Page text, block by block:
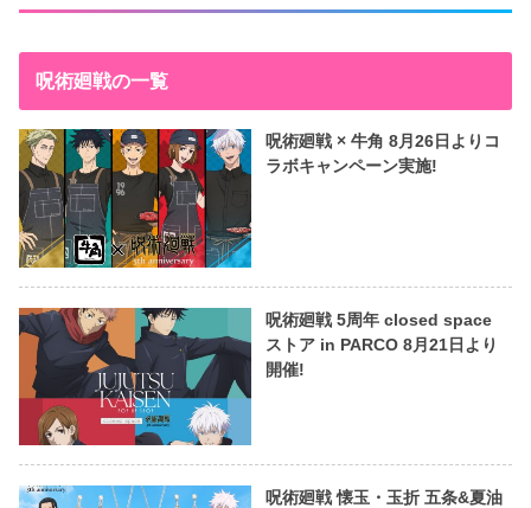
呪術廻戦の一覧
呪術廻戦 × 牛角 8月26日よりコ
ラボキャンペーン実施!
呪術廻戦 5周年 closed space
ストア in PARCO 8月21日より
開催!
呪術廻戦 懐玉・玉折 五条&夏油